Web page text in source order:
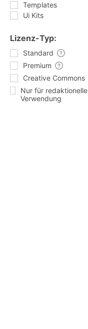
Templates
Ui Kits
Lizenz-Typ:
Standard
Premium
Creative Commons
Nur für redaktionelle
Verwendung